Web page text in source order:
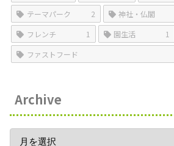
テーマパーク
2 神社・仏閣
フレンチ
1 園生活 1
ファストフード
Archive